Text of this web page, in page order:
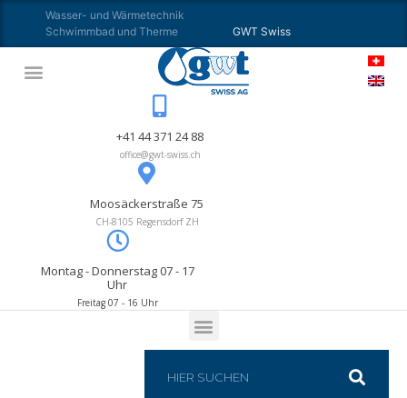
Wasser- und Wärmetechnik
Schwimmbad und Therme
GWT Swiss
+41 44 371 24 88
office@gwt-swiss.ch
Moosäckerstraße 75
CH-8105 Regensdorf ZH
Montag - Donnerstag 07 - 17
Uhr
Freitag 07 - 16 Uhr